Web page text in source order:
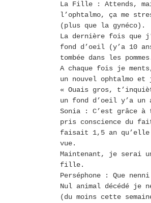
La Fille : Attends,
l’ophtalmo, ça me
(plus que la gynéco).
La dernière fois que
fond d’oeil (y’a 10
tombée dans les
A chaque fois je
un nouvel ophtalmo
« Ouais gros,
un fond d’oeil y’a un
Sonia : C’est grâce
pris conscience du
faisait 1,5 an qu’elle
vue.
Maintenant, je serai
fille.
Perséphone : Que
Nul animal décédé je
(du moins cette